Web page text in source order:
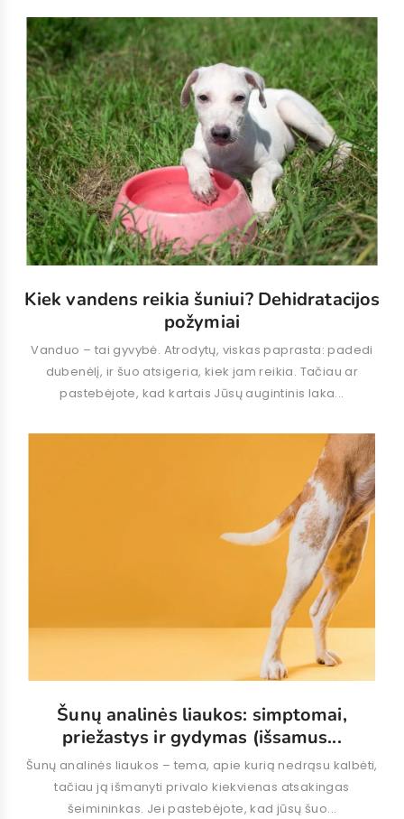
Kiek vandens reikia šuniui? Dehidratacijos
požymiai
Vanduo – tai gyvybė. Atrodytų, viskas paprasta: padedi
dubenėlį, ir šuo atsigeria, kiek jam reikia. Tačiau ar
pastebėjote, kad kartais Jūsų augintinis laka...
Šunų analinės liaukos: simptomai,
priežastys ir gydymas (išsamus...
Šunų analinės liaukos – tema, apie kurią nedrąsu kalbėti,
tačiau ją išmanyti privalo kiekvienas atsakingas
šeimininkas. Jei pastebėjote, kad jūsų šuo...